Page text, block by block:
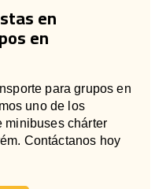
en
en
para grupos en
uno de los
minibuses chárter
Contáctanos hoy